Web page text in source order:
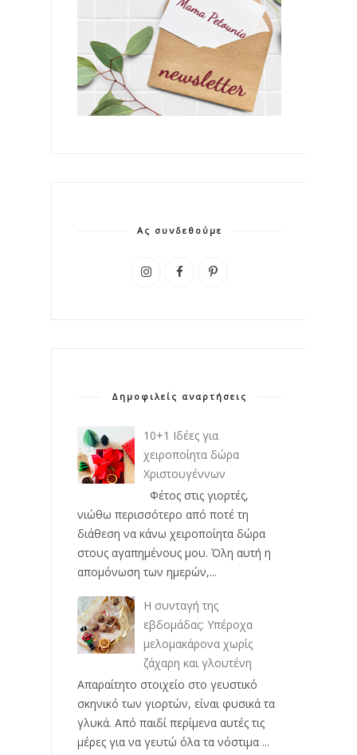
Ας συνδεθούμε
Δημοφιλείς αναρτήσεις
10+1 Ιδέες για
χειροποίητα δώρα
Χριστουγέννων
Φέτος στις γιορτές,
νιώθω περισσότερο από ποτέ τη
διάθεση να κάνω χειροποίητα δώρα
στους αγαπημένους μου. Όλη αυτή η
απομόνωση των ημερών,...
Η συνταγή της
εβδομάδας: Υπέροχα
μελομακάρονα χωρίς
ζάχαρη και γλουτένη
Απαραίτητο στοιχείο στο γευστικό
σκηνικό των γιορτών, είναι φυσικά τα
γλυκά. Από παιδί περίμενα αυτές τις
μέρες για να γευτώ όλα τα νόστιμα ...